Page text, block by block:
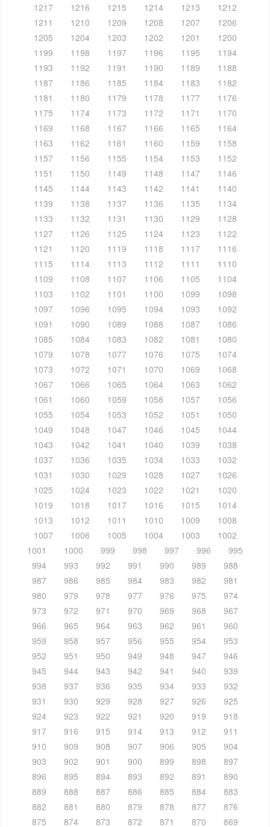
1217
1216 1215 1214 1213
1212
1211
1210 1209 1208 1207
1206
1205
1204 1203 1202 1201
1200
1199
1198 1197 1196 1195
1194
1193
1192 1191 1190 1189
1188
1187
1186 1185 1184 1183
1182
1181
1180 1179 1178 1177
1176
1175
1174 1173 1172 1171
1170
1169
1168 1167 1166 1165
1164
1163
1162 1161 1160 1159
1158
1157
1156 1155 1154 1153
1152
1151
1150 1149 1148 1147
1146
1145
1144 1143 1142 1141
1140
1139
1138 1137 1136 1135
1134
1133
1132 1131 1130 1129
1128
1127
1126 1125 1124 1123
1122
1121
1120 1119 1118 1117
1116
1115
1114 1113 1112 1111
1110
1109
1108 1107 1106 1105
1104
1103
1102 1101 1100 1099
1098
1097
1096 1095 1094 1093
1092
1091
1090 1089 1088 1087
1086
1085
1084 1083 1082 1081
1080
1079
1078 1077 1076 1075
1074
1073
1072 1071 1070 1069
1068
1067
1066 1065 1064 1063
1062
1061
1060 1059 1058 1057
1056
1055
1054 1053 1052 1051
1050
1049
1048 1047 1046 1045
1044
1043
1042 1041 1040 1039
1038
1037
1036 1035 1034 1033
1032
1031
1030 1029 1028 1027
1026
1025
1024 1023 1022 1021
1020
1019
1018 1017 1016 1015
1014
1013
1012 1011 1010 1009
1008
1007
1006 1005 1004 1003
1002
1001
1000 999 998 997 996
995
994
993 992 991 990 989
988
987
986 985 984 983 982
981
980
979 978 977 976 975
974
973
972 971 970 969 968
967
966
965 964 963 962 961
960
959
958 957 956 955 954
953
952
951 950 949 948 947
946
945
944 943 942 941 940
939
938
937 936 935 934 933
932
931
930 929 928 927 926
925
924
923 922 921 920 919
918
917
916 915 914 913 912
911
910
909 908 907 906 905
904
903
902 901 900 899 898
897
896
895 894 893 892 891
890
889
888 887 886 885 884
883
882
881 880 879 878 877
876
875
874 873 872 871 870 869